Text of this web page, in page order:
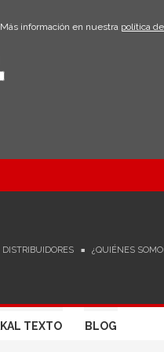
información en nuestra política
DISTRIBUIDORES ¿QUIÉNES
TEXTO BLOG